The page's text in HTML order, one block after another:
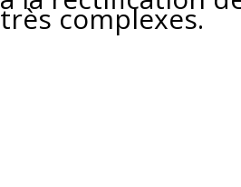
très complexes.